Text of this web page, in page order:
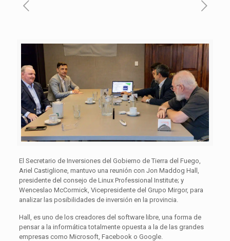
El Secretario de Inversiones del Gobierno de Tierra del Fuego,
Ariel Castiglione, mantuvo una reunión con Jon Maddog Hall,
presidente del consejo de Linux Professional Institute; y
Wenceslao McCormick, Vicepresidente del Grupo Mirgor, para
analizar las posibilidades de inversión en la provincia.
Hall, es uno de los creadores del software libre, una forma de
pensar a la informática totalmente opuesta a la de las grandes
empresas como Microsoft, Facebook o Google.